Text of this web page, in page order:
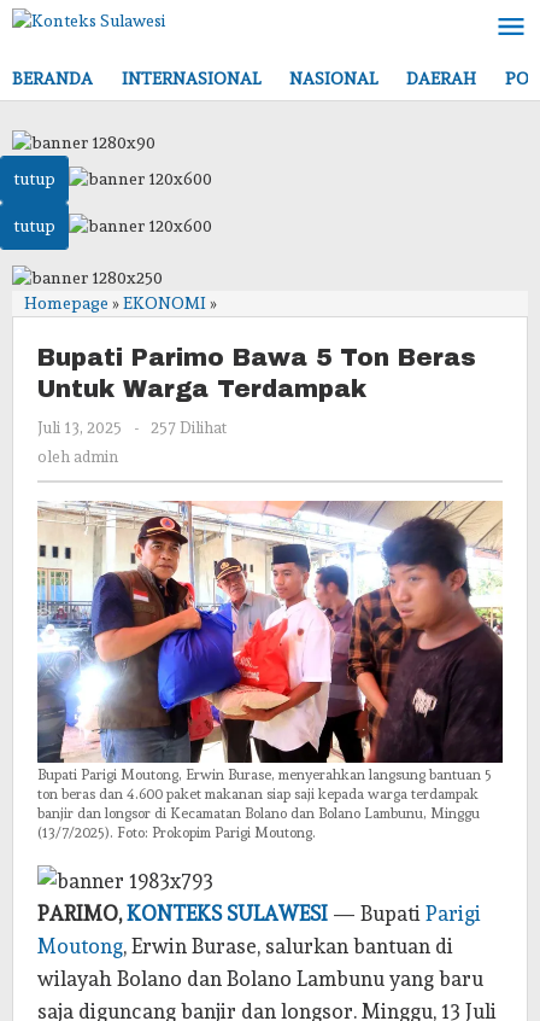
Lewati
BERANDA
INTERNASIONAL NASIONAL DAERAH
tutup
tutup
Homepage »EKONOMI»Bupati
Bawa
5
Ton
Beras
Warga
Terdampak
Bupati Parimo Bawa 5 Ton Beras
Untuk Warga Terdampak
Juli 13, 2025
oleh
-
257 Dilihat
oleh admin
Bupati Parigi Moutong, Erwin Burase, menyerahkan langsung bantuan 5
ton beras dan 4.600 paket makanan siap saji kepada warga terdampak
banjir dan longsor di Kecamatan Bolano dan Bolano Lambunu, Minggu
(13/7/2025). Foto: Prokopim Parigi Moutong.
PARIMO,KONTEKS SULAWESI — Bupati Parigi
Moutong, Erwin Burase, salurkan bantuan di
wilayah Bolano dan Bolano Lambunu yang baru
saja diguncang banjir dan longsor. Minggu, 13 Juli